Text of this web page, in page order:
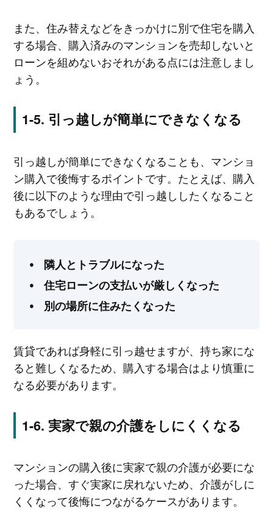
また、住み替えなどをきっかけに別で住宅を購入
する場合、購入済みのマンションを売却しないと
ローンを組めないおそれがある点には注意しまし
ょう。
引っ越しが簡単にできなくなる
引っ越しが簡単にできなくなることも、マンショ
ン購入で後悔するポイントです。たとえば、購入
後に以下のような理由で引っ越ししたくなること
もあるでしょう。
隣人とトラブルになった
住宅ローンの支払いが厳しくなった
別の場所に住みたくなった
賃貸であれば身軽に引っ越せますが、持ち家にな
ると難しくなるため、購入する場合はより慎重に
なる必要があります。
実家で親の介護をしにくくなる
マンションの購入後に実家で親の介護が必要にな
った場合、すぐ実家に戻れないため、介護がしに
くくなって後悔につながるケースがあります。